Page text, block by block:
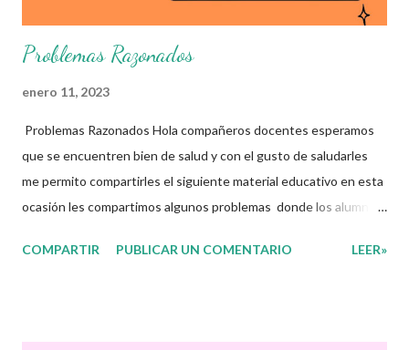
Problemas Razonados
enero 11, 2023
Problemas Razonados Hola compañeros docentes esperamos
que se encuentren bien de salud y con el gusto de saludarles
me permito compartirles el siguiente material educativo en esta
ocasión les compartimos algunos problemas donde los alumnos
problemas razonados nos ayudan a resolver situaciones que nos
COMPARTIR PUBLICAR UN COMENTARIO LEER»